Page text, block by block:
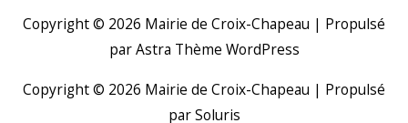
Copyright © 2026 Mairie de Croix-Chapeau | Propulsé
parAstra Thème WordPress
Copyright © 2026 Mairie de Croix-Chapeau | Propulsé
par Soluris